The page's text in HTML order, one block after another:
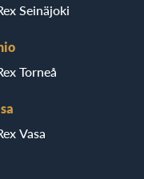
Seinäjoki
Torneå
Vasa